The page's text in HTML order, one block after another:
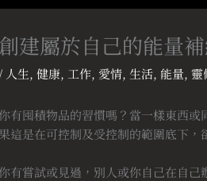
創建屬於自己的能量
/ 人生,健康, 工作, 愛情,生活, 能量,靈
你有囤積物品的習慣嗎？當一樣東西
果這是在可控制及受控制的範圍底下，
你有嘗試或見過，別人或你自己在自